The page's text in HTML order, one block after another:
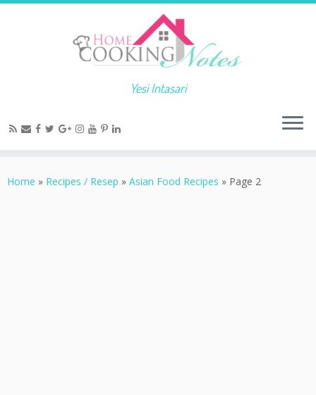
Yesi Intasari
Home » Recipes / Resep » Asian Food Recipes » Page 2